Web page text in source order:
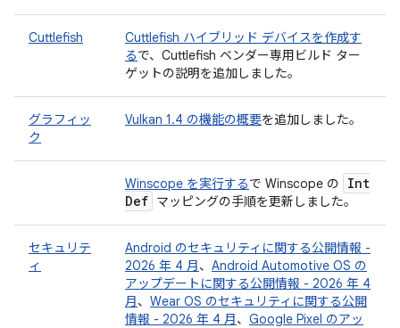
Cuttlefish
Cuttlefish ハイブリッド デバイスを作成す
るで、Cuttlefish ベンダー専用ビルド ター
ゲットの説明を追加しました。
グラフィッ
ク
Vulkan 1.4 の機能の概要を追加しました。
Winscope を実行するで Winscope の
Int
Def マッピングの手順を更新しました。
セキュリテ
ィ
Android のセキュリティに関する公開情報 -
2026 年 4 月、 Android Automotive OS の
アップデートに関する公開情報 - 2026 年 4
月、 Wear OS のセキュリティに関する公開
情報 - 2026 年 4 月、 Google Pixel のアッ